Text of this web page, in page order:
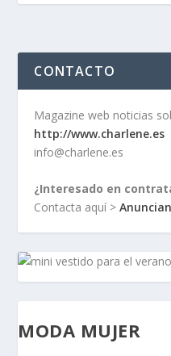
CONTACTO
Magazine web noticias
http://www.charlene.es
info@charlene.es
¿Interesado en
Contacta aquí >
MODA MUJER